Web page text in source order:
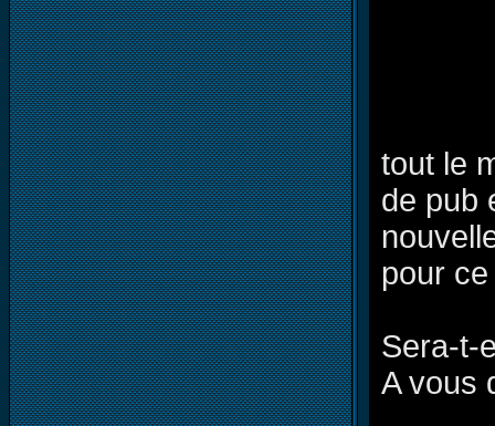
tout le
de pub
pour
Sera-t-
A vous